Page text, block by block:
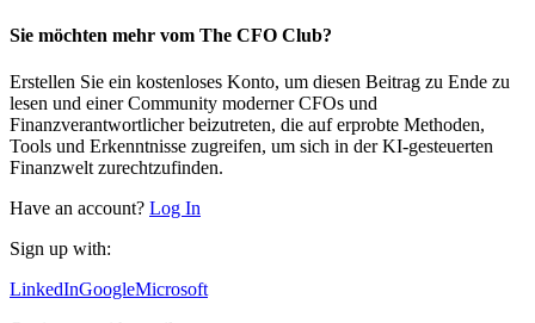
Sie möchten mehr vom The CFO Club?
Erstellen Sie ein kostenloses Konto, um diesen Beitrag zu Ende zu
lesen und einer Community moderner CFOs und
Finanzverantwortlicher beizutreten, die auf erprobte Methoden,
Tools und Erkenntnisse zugreifen, um sich in der KI-gesteuerten
Finanzwelt zurechtzufinden.
Have an account? Log In
Sign up with:
LinkedInGoogleMicrosoft